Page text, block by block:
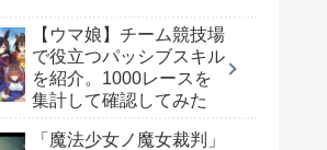
【ウマ娘】チーム競技場
で役立つパッシブスキル
を紹介。1000レースを
集計して確認してみた
「魔法少女ノ魔女裁判」